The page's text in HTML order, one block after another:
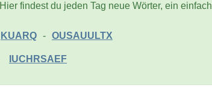
Hier findest du jeden Tag neue Wörter, ein
KUARQ - OUSAUULTX
IUCHRSAEF